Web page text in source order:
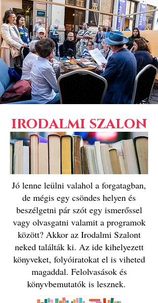
irodalmi szalon
Jó lenne leülni valahol a forgatagban,
de mégis egy csöndes helyen és
beszélgetni pár szót egy ismerőssel
vagy olvasgatni valamit a programok
között? Akkor az Irodalmi Szalont
neked találták ki. Az ide kihelyezett
könyveket, folyóiratokat el is viheted
magaddal. Felolvasások és
könyvbemutatók is lesznek.